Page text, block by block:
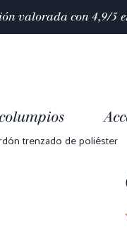
valorada con 4,9/5
trenzado de poliéster